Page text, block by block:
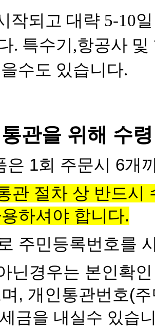
작되고 대략 5-10
. 특수기,항공사
수도 있습니다.
관을 위해 수
은 1회 주문시 6개
관 절차 상 반드시
하셔야 합니다.
주민등록번호를
닌경우는 본인확
, 개인통관번호(
금을 내실수 있습